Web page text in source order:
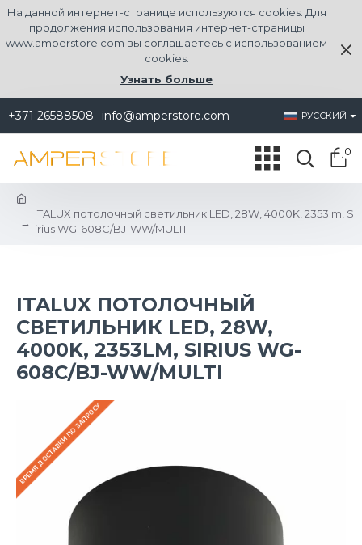
На данной интернет-странице используются cookies. Для
продолжения использования интернет-страницы
www.amperstore.com вы соглашаетесь с использованием
cookies.
Узнать больше
+371 26588508 info@amperstore.com РУССКИЙ
0
ITALUX потолочный светильник LED, 28W, 4000K, 2353lm, S
irius WG-608C/BJ-WW/MULTI
ITALUX ПОТОЛОЧНЫЙ
СВЕТИЛЬНИК LED, 28W,
4000K, 2353LM, SIRIUS WG-
608C/BJ-WW/MULTI
ВРЕМЯ ДОСТАВКИ ПО ЗАПРОСУ